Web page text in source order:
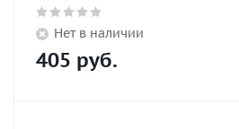
Нет в наличии
405 руб.